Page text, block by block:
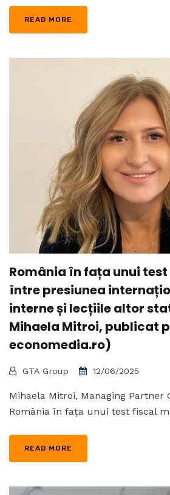
READ MORE
România în fața unui
între presiunea
interne și lecțiile altor
Mihaela Mitroi, publicat
economedia.ro)
GTA Group 12/06/2025
Mihaela Mitroi, Managing Partner
România în fața unui test fiscal
READ MORE